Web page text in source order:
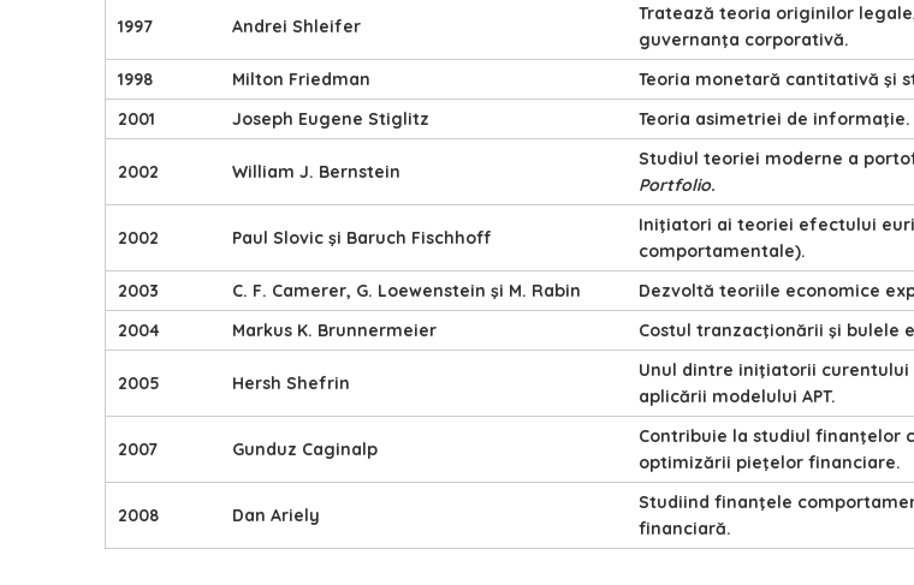
1997 Andrei Shleifer
Tratează teoria originilor
guvernanţa corporativă.
1998
Milton Friedman
Teoria monetară cantitativă şi
2001
Joseph Eugene Stiglitz Teoria asimetriei de informaţie.
2002 William J. Bernstein
Studiul teoriei moderne a
Portfolio.
2002 Paul Slovic şi Baruch Fischhoff
Iniţiatori ai teoriei efectului
comportamentale).
2003
C. F. Camerer, G. Loewenstein şi M. Rabin
Dezvoltă teoriile economice
2004
Markus K. Brunnermeier Costul tranzacţionării şi bulele
2005 Hersh Shefrin
Unul dintre iniţiatorii
aplicării modelului APT.
2007 Gunduz Caginalp
Contribuie la studiul finanţelor
optimizării pieţelor financiare.
2008 Dan Ariely
Studiind finanţele
financiară.